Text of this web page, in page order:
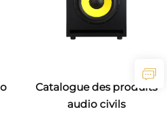
Catalogue des produits
audio civils